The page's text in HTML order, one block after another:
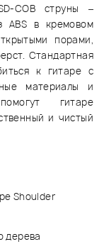
COB струны –
ABS в кремовом
порами,
Стандартная
к гитаре с
материалы и
гитаре
и чистый
Shoulder
дерева